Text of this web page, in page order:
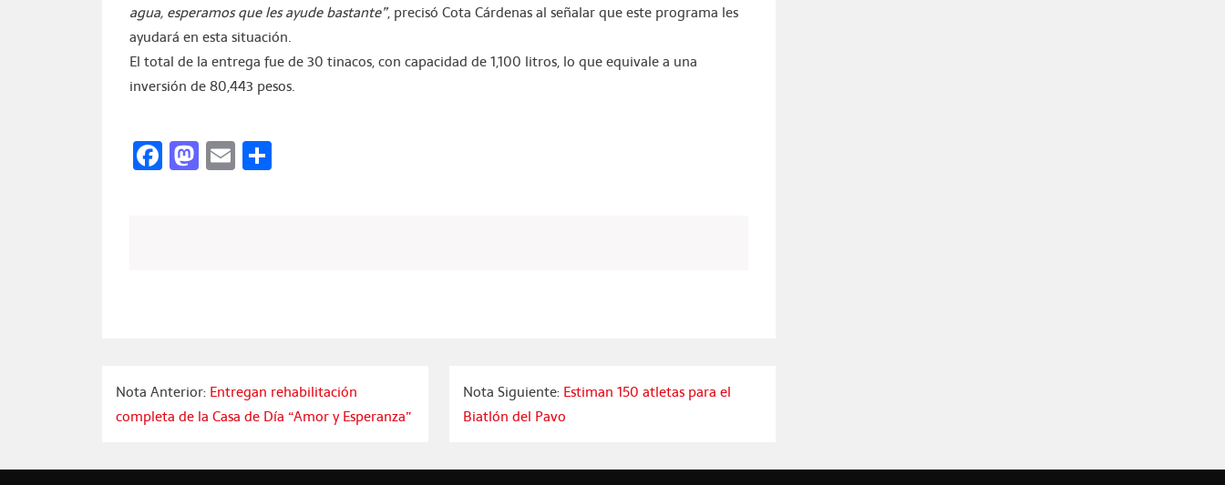
agua, esperamos que les ayude bastante”, precisó Cota Cárdenas al señalar que este programa les
ayudará en esta situación.
El total de la entrega fue de 30 tinacos, con capacidad de 1,100 litros, lo que equivale a una
inversión de 80,443 pesos.
Facebook
Mastodon
Email
Nota Anterior: Entregan rehabilitación
completa de la Casa de Día “Amor y Esperanza”
Nota Siguiente: Estiman 150 atletas para el
Biatlón del Pavo